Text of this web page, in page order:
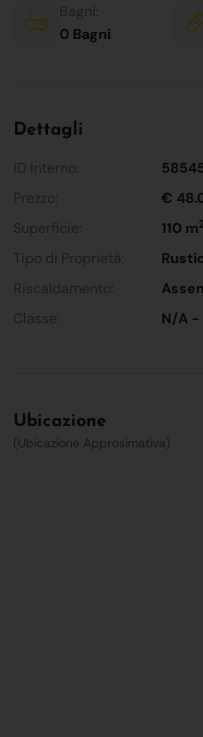
Bagni:
0 Bagni
Dettagli
ID Interno:
Prezzo:
€
Superficie:
110 m
Tipo di Proprietà:
Riscaldamento:
Classe:
N/A -
Ubicazione
(Ubicazione Approsimativa)